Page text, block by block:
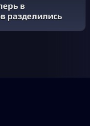
в
разделились